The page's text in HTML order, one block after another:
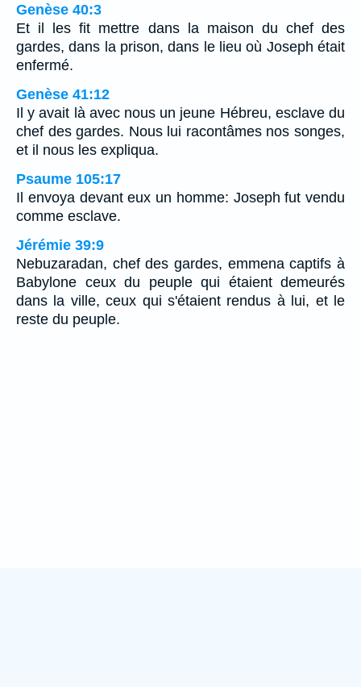
Genèse 40:3
Et il les fit mettre dans la maison du chef des
gardes, dans la prison, dans le lieu où Joseph était
enfermé.
Genèse 41:12
Il y avait là avec nous un jeune Hébreu, esclave du
chef des gardes. Nous lui racontâmes nos songes,
et il nous les expliqua.
Psaume 105:17
Il envoya devant eux un homme: Joseph fut vendu
comme esclave.
Jérémie 39:9
Nebuzaradan, chef des gardes, emmena captifs à
Babylone ceux du peuple qui étaient demeurés
dans la ville, ceux qui s'étaient rendus à lui, et le
reste du peuple.